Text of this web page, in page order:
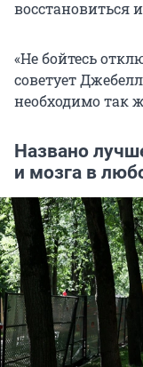
восстановиться
«Не бойтесь
советует
необходимо так
Названо
и мозга в